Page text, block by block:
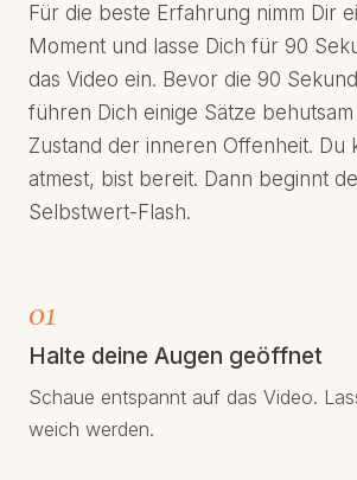
Für die beste Erfahrung nimm Dir
Moment und lasse Dich für 90
das Video ein. Bevor die 90
führen Dich einige Sätze
Zustand der inneren Offenheit. Du
atmest, bist bereit. Dann beginnt
Selbstwert-Flash.
01
Halte deine Augen geöffnet
Schaue entspannt auf das Video.
weich werden.